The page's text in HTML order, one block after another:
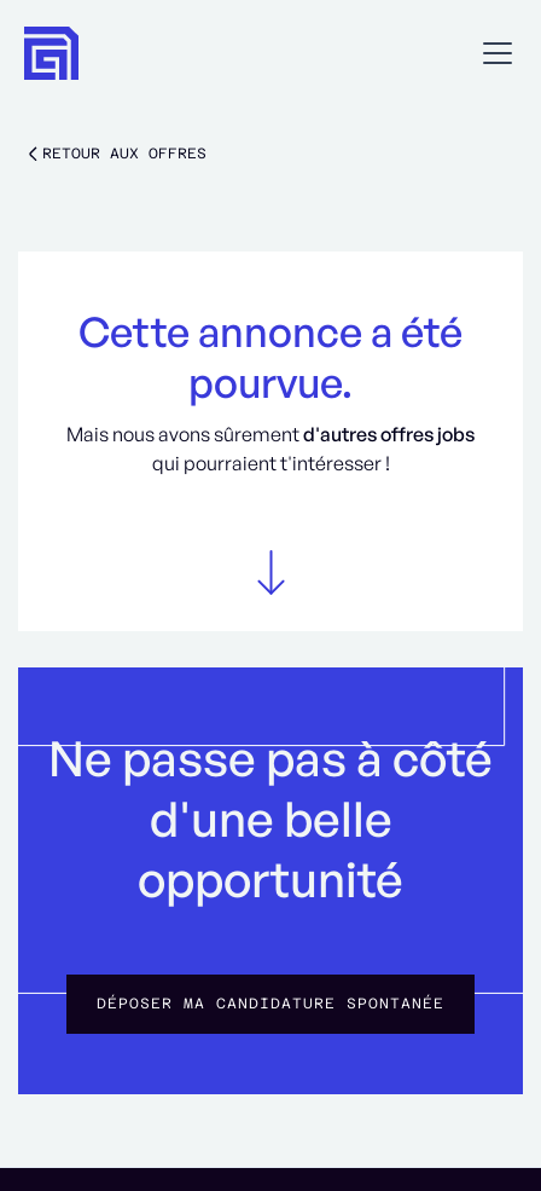
RETOUR AUX OFFRES
Cette annonce a été
pourvue.
Mais nous avons sûrementd'autres offres jobs
qui pourraient t'intéresser !
Ne passe pas à côté
d'une belle
opportunité
DÉPOSER MA CANDIDATURE SPONTANÉE